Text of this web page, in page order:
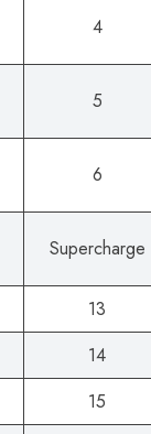
4
5
6
Supercharge
13
14
15